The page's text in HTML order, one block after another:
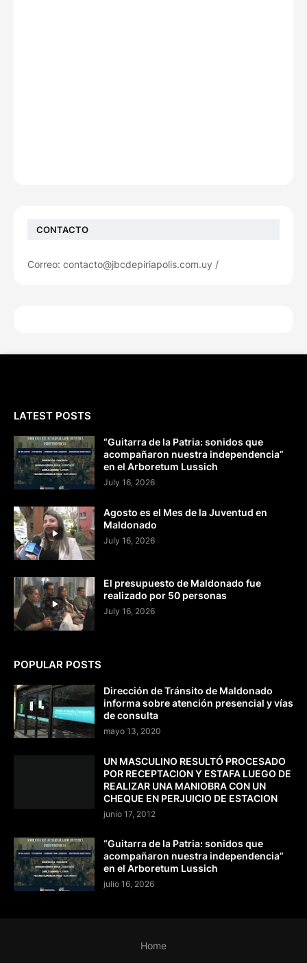
CONTACTO
Correo: contacto@jbcdepiriapolis.com.uy /
LATEST POSTS
“Guitarra de la Patria: sonidos que
acompañaron nuestra independencia”
en el Arboretum Lussich
July 16, 2026
Agosto es el Mes de la Juventud en
Maldonado
July 16, 2026
El presupuesto de Maldonado fue
realizado por 50 personas
July 16, 2026
POPULAR POSTS
Dirección de Tránsito de Maldonado
informa sobre atención presencial y vías
de consulta
mayo 13, 2020
UN MASCULINO RESULTÓ PROCESADO
POR RECEPTACION Y ESTAFA LUEGO DE
REALIZAR UNA MANIOBRA CON UN
CHEQUE EN PERJUICIO DE ESTACION
junio 17, 2012
“Guitarra de la Patria: sonidos que
acompañaron nuestra independencia”
en el Arboretum Lussich
julio 16, 2026
Home